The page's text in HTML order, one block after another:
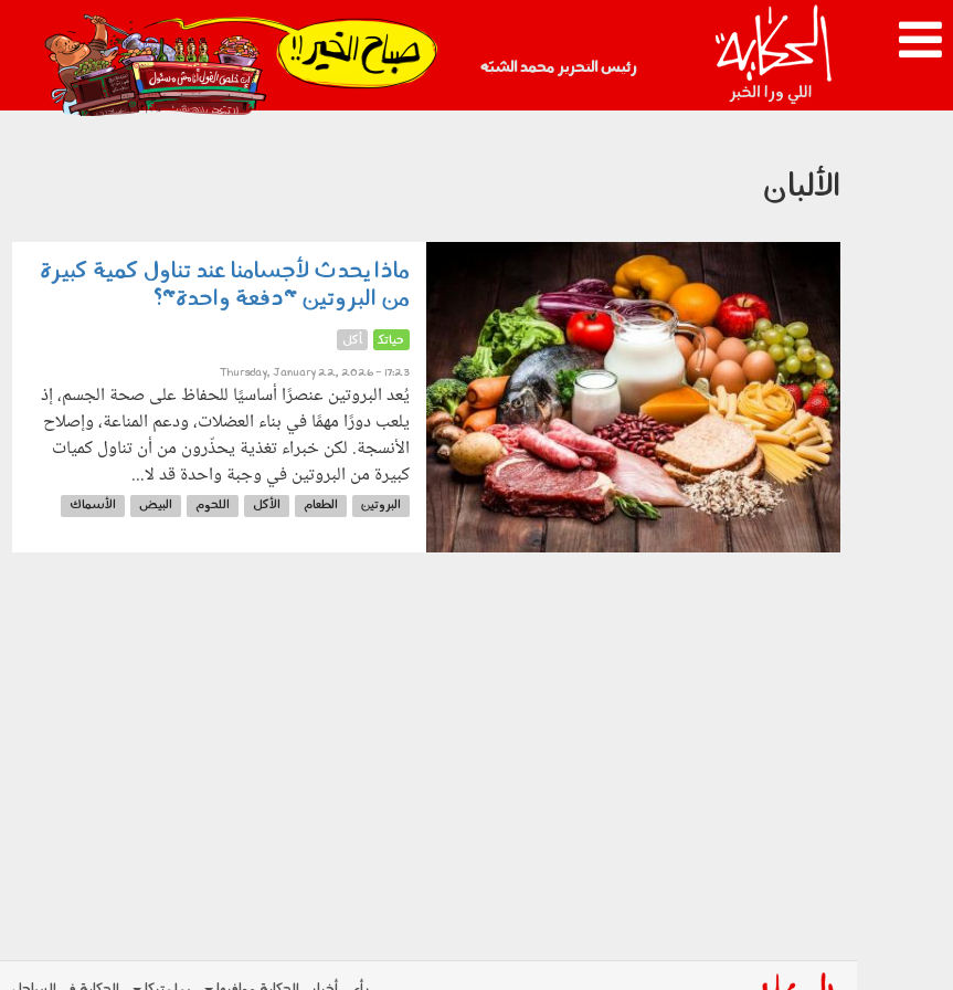
رئيس التحرير محمد الشبّه
021_2.png
الألبان
220102.jpg
ماذا يحدث لأجسامنا عند تناول كمية كبيرة
من البروتين "دفعة واحدة"؟
حياتك أكل
Thursday, January 22, 2026 - 17:23
يُعد البروتين عنصرًا أساسيًا للحفاظ على صحة الجسم، إذ
يلعب دورًا مهمًا في بناء العضلات، ودعم المناعة، وإصلاح
الأنسجة. لكن خبراء تغذية يحذّرون من أن تناول كميات
كبيرة من البروتين في وجبة واحدة قد لا...
البروتين الطعام الأكل اللحوم البيض
الأسماك